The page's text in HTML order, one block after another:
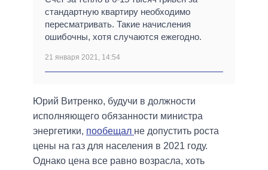
стандартную квартиру необходимо
пересматривать. Такие начисления
ошибочны, хотя случаются ежегодно.
21 января 2021, 14:54
Юрий Витренко, будучи в должности
исполняющего обязанности министра
энергетики, пообещал не допустить роста
цены на газ для населения в 2021 году.
Однако цена все равно возрасла, хоть